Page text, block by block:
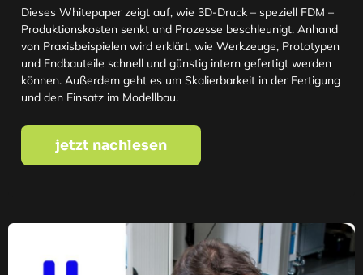
Dieses Whitepaper zeigt auf, wie 3D-Druck – speziell FDM –
Produktionskosten senkt und Prozesse beschleunigt. Anhand
von Praxisbeispielen wird erklärt, wie Werkzeuge, Prototypen
und Endbauteile schnell und günstig intern gefertigt werden
können. Außerdem geht es um Skalierbarkeit in der Fertigung
und den Einsatz im Modellbau.
jetzt nachlesen